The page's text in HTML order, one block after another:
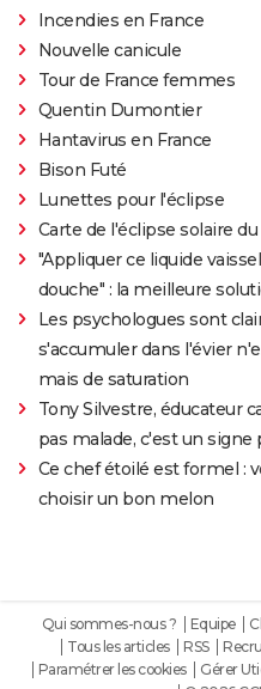
Incendies en France
Nouvelle canicule
Tour de France femmes
Quentin Dumontier
Hantavirus en France
Bison Futé
Lunettes pour l'éclipse
Carte de l'éclipse solaire du
"Appliquer ce liquide
douche" : la meilleure
Les psychologues sont
s'accumuler dans l'évier
mais de saturation
Tony Silvestre, éducateur
pas malade, c'est un
Ce chef étoilé est formel :
choisir un bon melon
Qui sommes-nous ? Equipe
Tous les articles
RSS
Paramétrer les cookies
Gérer